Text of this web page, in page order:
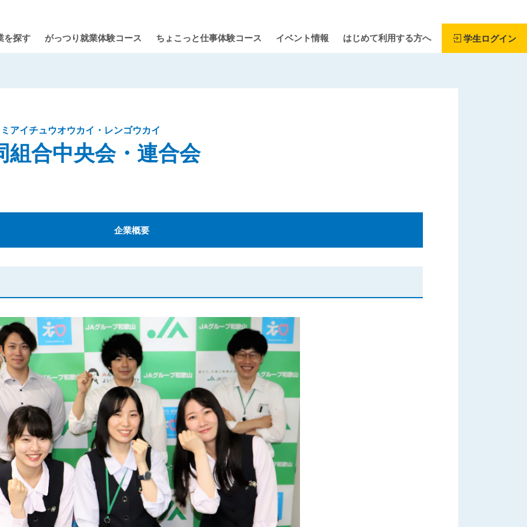
を探す がっつり就業体験コース ちょこっと仕事体験コース イベント情報 はじめて利用する方へ 学生ログイン
アイチュウオウカイ・レンゴウカイ
組合中央会・連合会
企業概要